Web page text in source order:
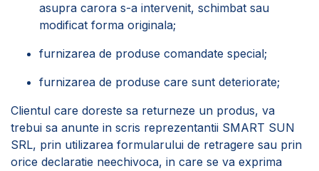
asupra carora s-a intervenit, schimbat sau
modificat forma originala;
furnizarea de produse comandate special;
furnizarea de produse care sunt deteriorate;
Clientul care doreste sa returneze un produs, va
trebui sa anunte in scris reprezentantii SMART SUN
SRL, prin utilizarea formularului de retragere sau prin
orice declaratie neechivoca, in care se va exprima